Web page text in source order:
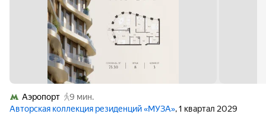
Аэропорт
9 мин.
Авторская коллекция резиденций «МУЗА», 1 квартал 2029